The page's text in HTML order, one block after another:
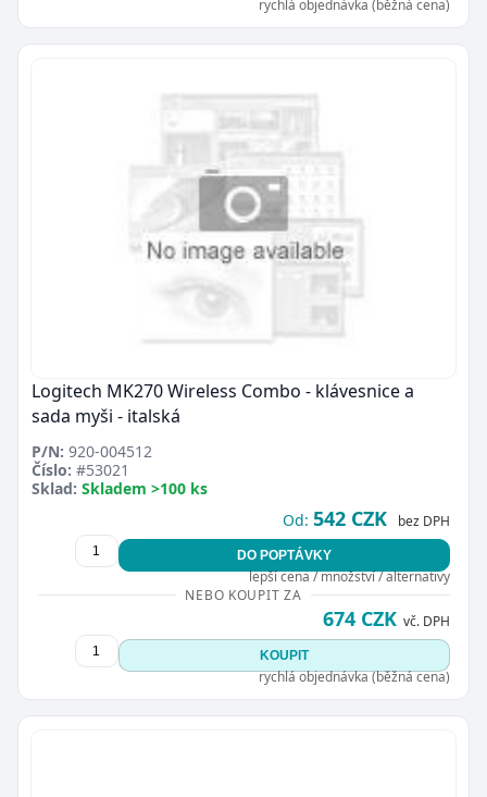
rychlá objednávka (běžná cena)
Logitech MK270 Wireless Combo - klávesnice a
sada myši - italská
P/N: 920-004512
Číslo: #53021
Sklad: Skladem >100 ks
Od: 542 CZK bez DPH
DO POPTÁVKY
lepší cena / množství / alternativy
NEBO KOUPIT ZA
674 CZK vč. DPH
KOUPIT
rychlá objednávka (běžná cena)